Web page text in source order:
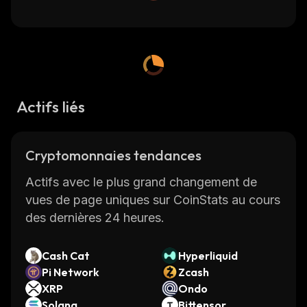
Actifs liés
Cryptomonnaies tendances
Actifs avec le plus grand changement de
vues de page uniques sur CoinStats au cours
des dernières 24 heures.
Cash Cat
Hyperliquid
Pi Network
Zcash
XRP
Ondo